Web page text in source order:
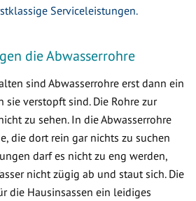
Serviceleistungen.
die Abwasserrohre
sind Abwasserrohre erst dann ein
sie verstopft sind. Die Rohre zur
zu sehen. In die Abwasserrohre
die dort rein gar nichts zu suchen
darf es nicht zu eng werden,
nicht zügig ab und staut sich. Die
die Hausinsassen ein leidiges